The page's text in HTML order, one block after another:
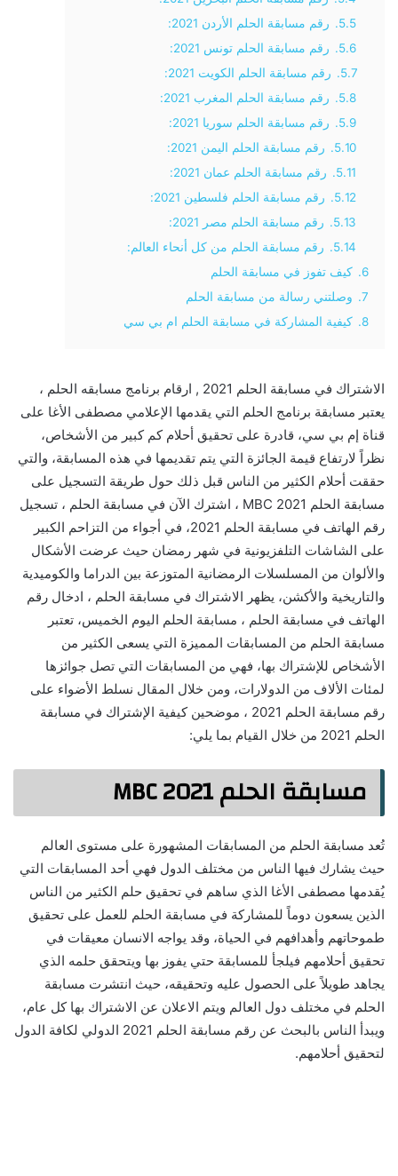
5.5.
رقم مسابقة الحلم الأردن 2021:
5.6.
رقم مسابقة الحلم تونس 2021:
5.7.
رقم مسابقة الحلم الكويت 2021:
5.8.
رقم مسابقة الحلم المغرب 2021:
5.9.
رقم مسابقة الحلم سوريا 2021:
5.10.
رقم مسابقة الحلم اليمن 2021:
5.11.
رقم مسابقة الحلم عمان 2021:
5.12.
رقم مسابقة الحلم فلسطين 2021:
5.13.
رقم مسابقة الحلم مصر 2021:
5.14.
رقم مسابقة الحلم من كل أنحاء العالم:
6.
كيف تفوز في مسابقة الحلم
7.
وصلتني رسالة من مسابقة الحلم
8.
كيفية المشاركة في مسابقة الحلم ام بي سي
الاشتراك في مسابقة الحلم 2021 , ارقام برنامج مسابقه الحلم ،
يعتبر مسابقة برنامج الحلم التي يقدمها الإعلامي مصطفى الأغا على
قناة إم بي سي، قادرة على تحقيق أحلام كم كبير من الأشخاص،
نظراً لارتفاع قيمة الجائزة التي يتم تقديمها في هذه المسابقة، والتي
حققت أحلام الكثير من الناس قبل ذلك حول طريقة التسجيل على
مسابقة الحلم 2021 MBC ، اشترك الآن في مسابقة الحلم ، تسجيل
رقم الهاتف في مسابقة الحلم 2021، في أجواء من التزاحم الكبير
على الشاشات التلفزيونية في شهر رمضان حيث عرضت الأشكال
والألوان من المسلسلات الرمضانية المتوزعة بين الدراما والكوميدية
والتاريخية والأكشن، يظهر الاشتراك في مسابقة الحلم ، ادخال رقم
الهاتف في مسابقة الحلم ، مسابقة الحلم اليوم الخميس، تعتبر
مسابقة الحلم من المسابقات المميزة التي يسعى الكثير من
الأشخاص للإشتراك بها، فهي من المسابقات التي تصل جوائزها
لمئات الألاف من الدولارات، ومن خلال المقال نسلط الأضواء على
رقم مسابقة الحلم 2021 ، موضحين كيفية الإشتراك في مسابقة
الحلم 2021 من خلال القيام بما يلي:
مسابقة الحلم 2021 MBC
تُعد مسابقة الحلم من المسابقات المشهورة على مستوى العالم
حيث يشارك فيها الناس من مختلف الدول فهي أحد المسابقات التي
يُقدمها مصطفى الأغا الذي ساهم في تحقيق حلم الكثير من الناس
الذين يسعون دوماً للمشاركة في مسابقة الحلم للعمل على تحقيق
طموحاتهم وأهدافهم في الحياة، وقد يواجه الانسان معيقات في
تحقيق أحلامهم فيلجأ للمسابقة حتي يفوز بها ويتحقق حلمه الذي
يجاهد طويلاً على الحصول عليه وتحقيقه، حيث انتشرت مسابقة
الحلم في مختلف دول العالم ويتم الاعلان عن الاشتراك بها كل عام،
ويبدأ الناس بالبحث عن رقم مسابقة الحلم 2021 الدولي لكافة الدول
لتحقيق أحلامهم.